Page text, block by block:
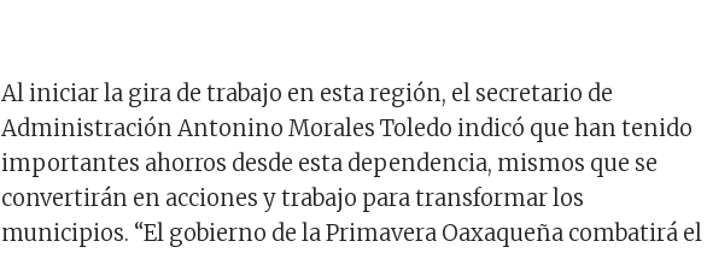
Al iniciar la gira de trabajo en esta región, el secretario de
Administración Antonino Morales Toledo indicó que han tenido
importantes ahorros desde esta dependencia, mismos que se
convertirán en acciones y trabajo para transformar los
municipios. “El gobierno de la Primavera Oaxaqueña combatirá el